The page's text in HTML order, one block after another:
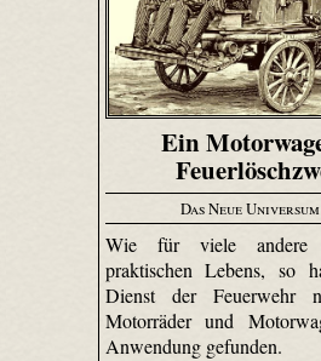
Ein
Das Neue Universum
Wie für viele andere
praktischen Lebens, so
Dienst der Feuerwehr
Motorräder und
Anwendung gefunden.